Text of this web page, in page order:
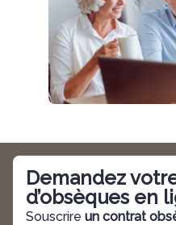
Demandez
d’obsèques en
Souscrire un contrat